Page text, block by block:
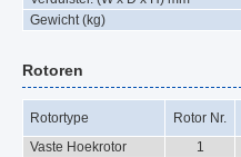
Gewicht (kg)
Rotoren
Rotortype Rotor Nr.
Vaste Hoekrotor
1